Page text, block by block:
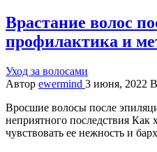
Врастание волос
профилактика и
Уход за волосами
Автор ewermind 3 июня, 2022
Вросшие волосы после
неприятного последствия Как
чувствовать ее нежность и